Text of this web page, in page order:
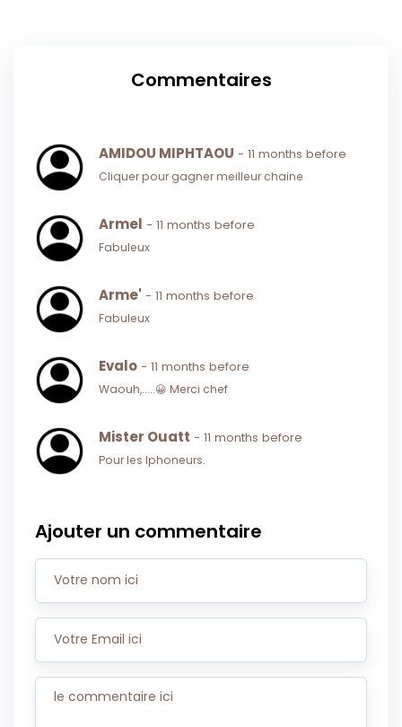
Commentaires
AMIDOU MIPHTAOU - 11 months before
Cliquer pour gagner meilleur chaine
Armel - 11 months before
Fabuleux
Arme' - 11 months before
Fabuleux
Evalo - 11 months before
Waouh,.....😀 Merci chef
Mister Ouatt - 11 months before
Pour les Iphoneurs.
Ajouter un commentaire